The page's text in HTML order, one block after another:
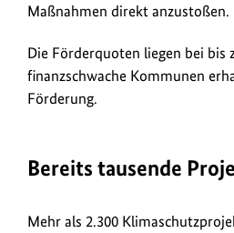
Maßnahmen direkt anzustoßen.
Die Förderquoten liegen bei bis
finanzschwache Kommunen
Förderung.
Bereits tausende
Mehr als 2.300